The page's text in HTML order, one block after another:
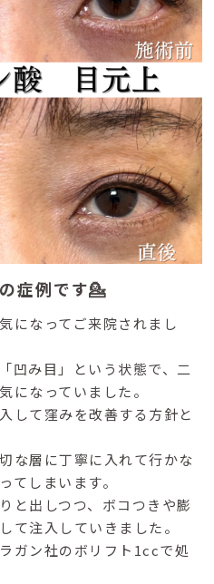
症例です💁
になってご来院されまし
凹み目」という状態で、二
になっていました。
して窪みを改善する方針と
な層に丁寧に入れて行かな
てしまいます。
と出しつつ、ボコつきや膨
て注入していきました。
ガン社のボリフト1ccで処